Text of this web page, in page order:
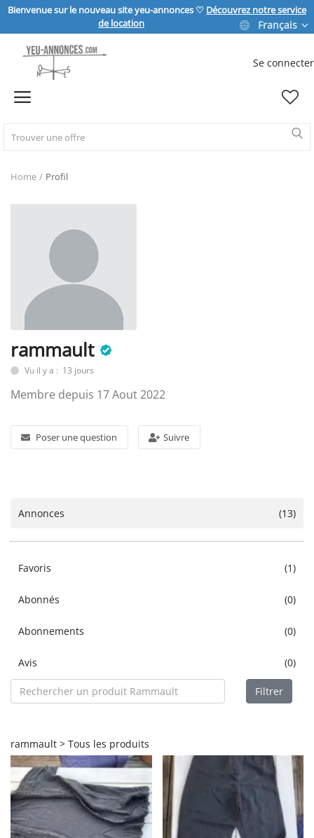
Bienvenue sur le nouveau site yeu-annonces ♡ Découvrez notre service
de location
Français
Se connecter
Home
IMMOBILIER
SPORT & LOISIRS
VÉHICULE
SERVICE
Français
Home Profil
rammault
Vu il y a : 13 jours
Membre depuis 17 Aout 2022
Poser une question Suivre
Annonces (13)
Favoris (1)
Abonnés (0)
Abonnements (0)
Avis (0)
Filtrer
rammault > Tous les produits